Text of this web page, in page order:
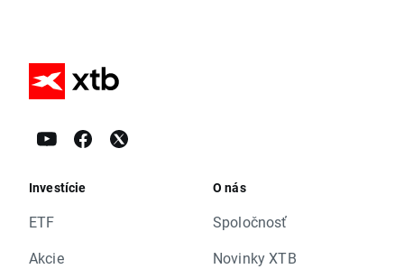
Investície
ETF
Akcie
O nás
Spoločnosť
Novinky XTB